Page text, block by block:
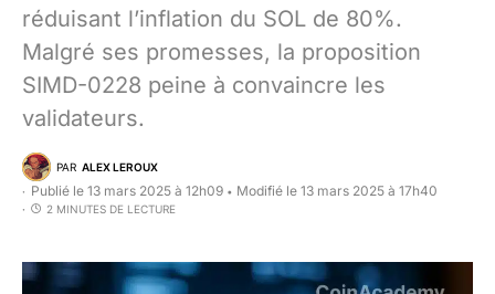
réduisant l’inflation du SOL de 80%.
Malgré ses promesses, la proposition
SIMD-0228 peine à convaincre les
validateurs.
PAR ALEX LEROUX
Publié le 13 mars 2025 à 12h09 • Modifié le 13 mars 2025 à 17h40
2 MINUTES DE LECTURE